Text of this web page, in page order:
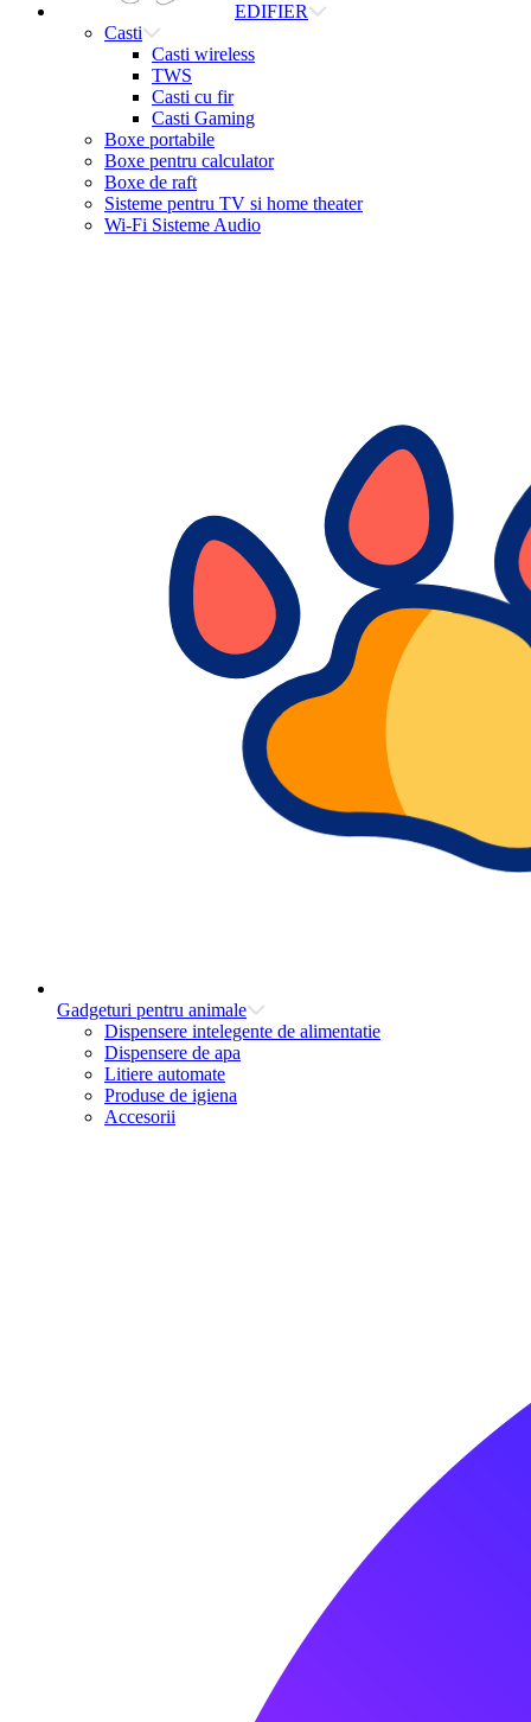
EDIFIER
Casti
Casti wireless
TWS
Casti cu fir
Casti Gaming
Boxe portabile
Boxe pentru calculator
Boxe de raft
Sisteme pentru TV si home theater
Wi-Fi Sisteme Audio
Gadgeturi pentru animale
Dispensere intelegente de alimentatie
Dispensere de apa
Litiere automate
Produse de igiena
Accesorii